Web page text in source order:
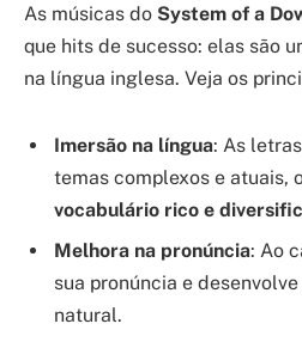
As músicas do System of a
que hits de sucesso: elas são
na língua inglesa. Veja os
Imersão na língua: As
temas complexos e atuais,
vocabulário rico e
Melhora na pronúncia: Ao
sua pronúncia e
natural.